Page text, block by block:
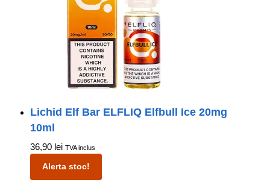
Lichid Elf Bar ELFLIQ Elfbull Ice 20mg
10ml
36,90 lei TVA inclus
Alerta stoc!